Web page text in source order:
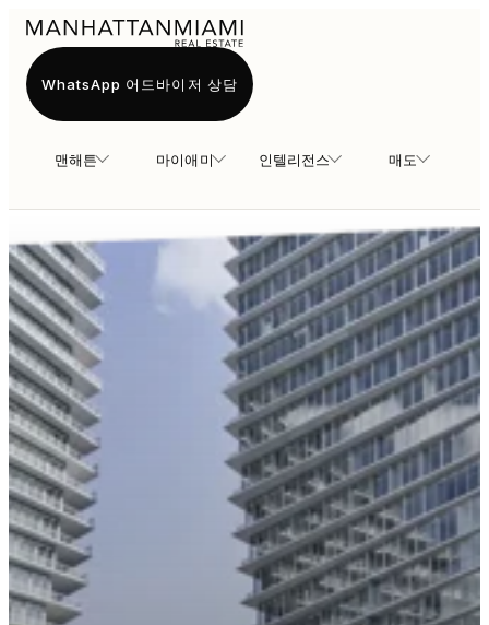
맨해튼 마이애미 인텔리전스 매도
WhatsApp 어드바이저 상담